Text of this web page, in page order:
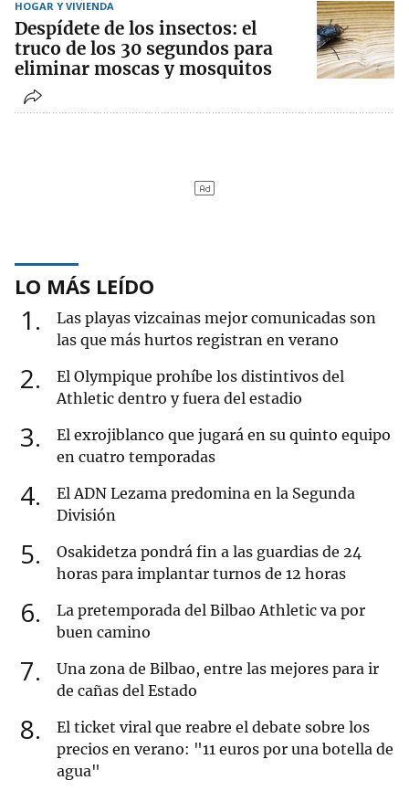
HOGAR Y VIVIENDA
Despídete de los insectos: el
truco de los 30 segundos para
eliminar moscas y mosquitos
LO MÁS LEÍDO
1
Las playas vizcainas mejor comunicadas son
las que más hurtos registran en verano
2
El Olympique prohíbe los distintivos del
Athletic dentro y fuera del estadio
3
El exrojiblanco que jugará en su quinto equipo
en cuatro temporadas
4
El ADN Lezama predomina en la Segunda
División
5
Osakidetza pondrá fin a las guardias de 24
horas para implantar turnos de 12 horas
6
La pretemporada del Bilbao Athletic va por
buen camino
7
Una zona de Bilbao, entre las mejores para ir
de cañas del Estado
8
El ticket viral que reabre el debate sobre los
precios en verano: "11 euros por una botella de
agua"